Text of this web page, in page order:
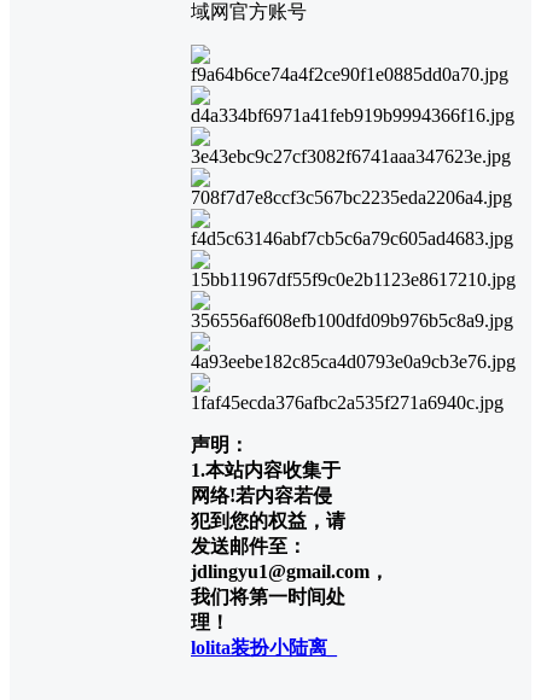
域网官方账号
声明：
1.本站内容收集于
网络!若内容若侵
犯到您的权益，请
发送邮件至：
jdlingyu1@gmail.com，
我们将第一时间处
理！
lolita装扮小陆离_